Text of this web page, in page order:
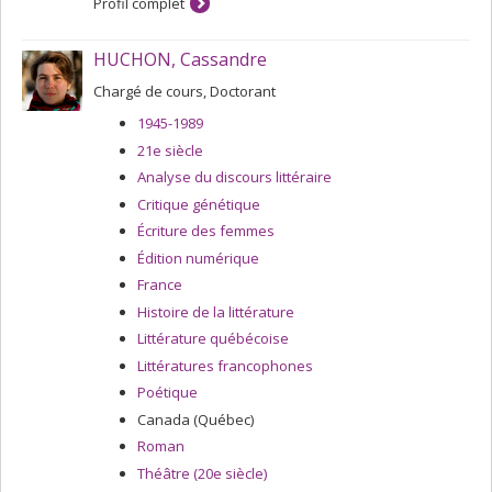
moyens littéraires utilisés pour l’invoquer.
HUCHON, Cassandre
Chargé de cours, Doctorant
1945-1989
21e siècle
Analyse du discours littéraire
Critique génétique
Écriture des femmes
Édition numérique
France
Histoire de la littérature
Littérature québécoise
Littératures francophones
Poétique
Canada (Québec)
Roman
Théâtre (20e siècle)